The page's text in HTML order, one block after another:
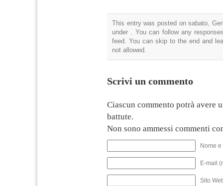
This entry was posted on sabato,
under . You can follow any
feed. You can skip to the end and
not allowed.
Scrivi un commento
Ciascun commento potrà avere
battute.
Non sono ammessi commenti
Nome
E-mail
Sito